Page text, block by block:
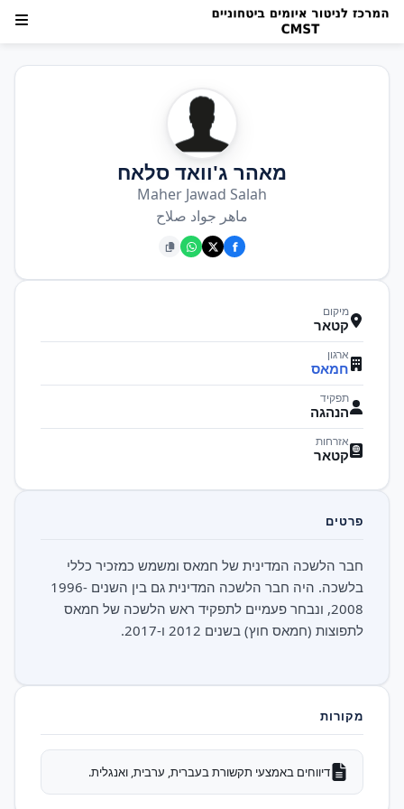
מאהר ג'וואד סלאח
Maher Jawad Salah
ماهر جواد صلاح
מיקום
קטאר
ארגון
חמאס
תפקיד
הנהגה
אזרחות
קטאר
פרטים
חבר הלשכה המדינית של חמאס ומשמש כמזכיר כללי
בלשכה. היה חבר הלשכה המדינית גם בין השנים 1996-
2008, ונבחר פעמיים לתפקיד ראש הלשכה של חמאס
לתפוצות (חמאס חוץ) בשנים 2012 ו-2017.
מקורות
דיווחים באמצעי תקשורת בעברית, ערבית, ואנגלית.